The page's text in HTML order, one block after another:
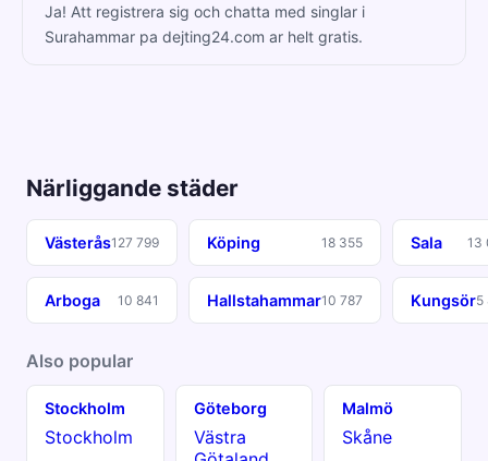
Ja! Att registrera sig och chatta med singlar i
Surahammar pa dejting24.com ar helt gratis.
Närliggande städer
Västerås127 799 Köping 18 355 Sala 13
Arboga 10 841 Hallstahammar10 787 Kungsör5
Also popular
Stockholm
Stockholm
Göteborg
Västra
Malmö
Skåne